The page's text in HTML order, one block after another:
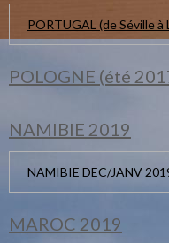
PORTUGAL (de Séville à
POLOGNE (été
NAMIBIE 2019
NAMIBIE DEC/JANV
MAROC 2019